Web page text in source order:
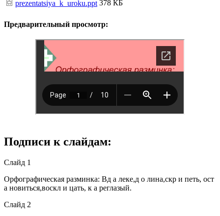
prezentatsiya_k_uroku.ppt 378 КБ
Предварительный просмотр:
Подписи к слайдам:
Слайд 1
Орфографическая разминка: Вд а леке,д о лина,скр и петь, ост
а новиться,воскл и цать, к а реглазый.
Слайд 2